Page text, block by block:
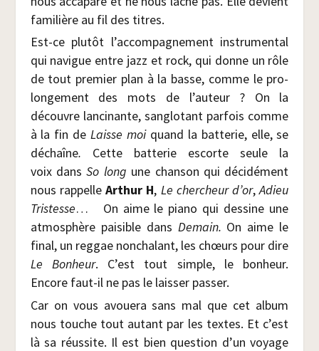
fami­lière au fil des titres.
Est-ce plu­tôt l’accompagnement ins­tru­men­tal
qui navigue entre jazz et rock, qui donne un rôle
de tout pre­mier plan à la basse, comme le pro­
lon­ge­ment des mots de l’auteur ? On la
découvre lan­ci­nante, san­glo­tant par­fois comme
à la fin deLaisse moi quand la bat­te­rie, elle, se
déchaîne. Cette bat­te­rie escorte seule la
voix dansSo long une chan­son qui déci­dé­ment
nous rap­pelleArthur H, Le cher­cheur d’or,Adieu
Tris­tesse…
On aime le pia­no qui des­sine une
atmo­sphère pai­sible dans Demain. On aime le
final, un reg­gae non­cha­lant, les chœurs pour dire
Le Bon­heur. C’est tout simple, le bon­heur.
Encore faut-il ne pas le lais­ser passer.
Car on vous avoue­ra sans mal que cet album
nous touche tout autant par les textes. Et c’est
là sa réus­site. Il est bien ques­tion d’un voyage